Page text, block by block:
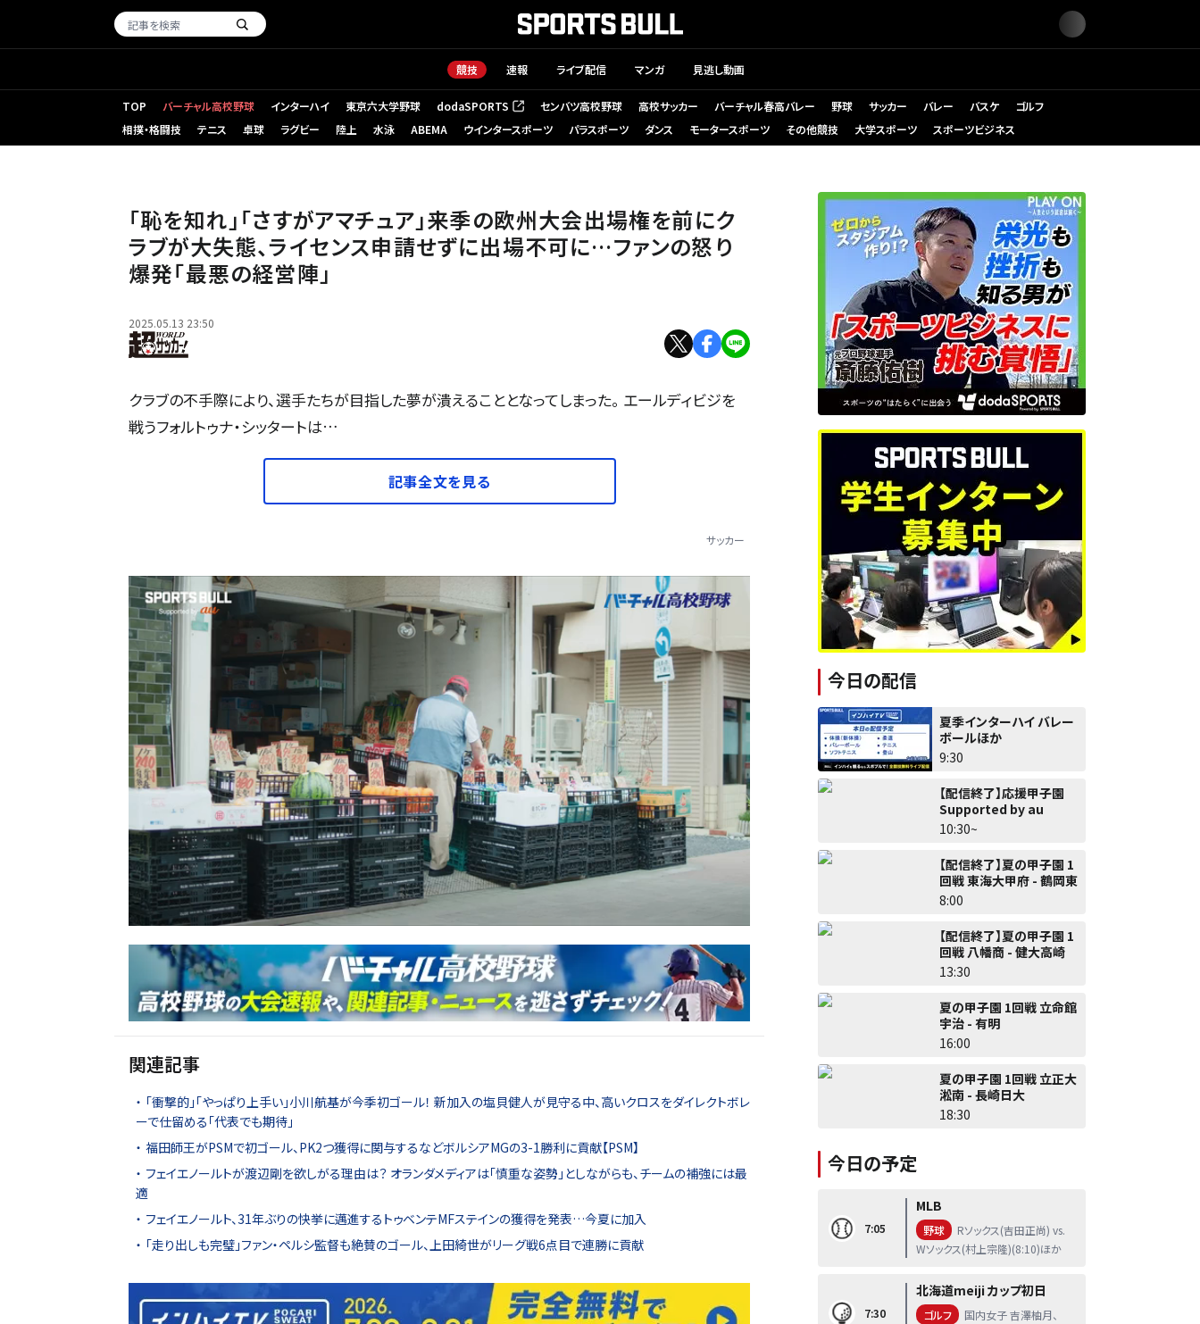
競技 速報 ライブ配信 マンガ 見逃し動画
TOP バーチャル高校野球 インターハイ 東京六大学野球 dodaSPORTS
（新しいタブで開く） センバツ高校野球 高校サッカー バーチャル春高バレー 野球 サッカー バレー バスケ
ゴルフ
相撲・格闘技
テニス 卓球 ラグビー 陸上 水泳 ABEMA ウインタースポーツ パラスポーツ ダンス モータースポーツ その他競技 大学スポーツ スポーツビジネス
「恥を知れ」「さすがアマチュア」来季の欧州大会出場権を前にク
ラブが大失態、ライセンス申請せずに出場不可に…ファンの怒り
爆発「最悪の経営陣」
2025.05.13 23:50
クラブの不手際により、選手たちが目指した夢が潰えることとなってしまった。 エールディビジを
戦うフォルトゥナ・シッタートは…
記事全文を見る
サッカー
関連記事
「衝撃的」「やっぱり上手い」小川航基が今季初ゴール！ 新加入の塩貝健人が見守る中、高いクロスをダイレクトボレ
ーで仕留める「代表でも期待」
福田師王がPSMで初ゴール、PK2つ獲得に関与するなどボルシアMGの3-1勝利に貢献【PSM】
フェイエノールトが渡辺剛を欲しがる理由は？ オランダメディアは「慎重な姿勢」としながらも、チームの補強には最
適
フェイエノールト、31年ぶりの快挙に邁進するトゥベンテMFステインの獲得を発表…今夏に加入
「走り出しも完璧」ファン・ペルシ監督も絶賛のゴール、上田綺世がリーグ戦6点目で連勝に貢献
今日の配信
夏季インターハイ バレー
ボールほか
9:30
【配信終了】応援甲子園
Supported by au
10:30~
【配信終了】夏の甲子園 1
回戦 東海大甲府 - 鶴岡東
8:00
【配信終了】夏の甲子園 1
回戦 八幡商 - 健大高崎
13:30
夏の甲子園 1回戦 立命館
宇治 - 有明
16:00
夏の甲子園 1回戦 立正大
淞南 - 長崎日大
18:30
今日の予定
7:05
MLB
野球
Rソックス(吉田正尚) vs.
Wソックス(村上宗隆)(8:10)ほか
7:30
北海道meiji カップ初日
ゴルフ
国内女子 吉澤柚月、